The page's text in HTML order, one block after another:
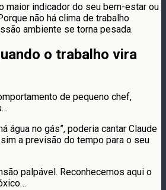
maior indicador do seu bem-estar ou
não há clima de trabalho
ambiente se torna pesada.
o trabalho vira
de pequeno chef,
água no gás”, poderia cantar Claude
a previsão do tempo para o seu
palpável. Reconhecemos aqui o